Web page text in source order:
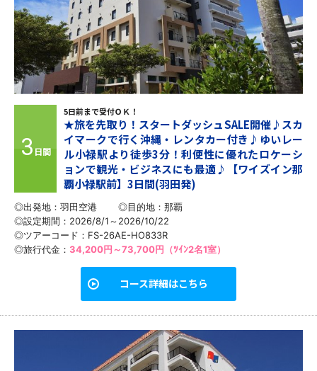
3 日間
5日前まで受付ＯＫ！
★旅を先取り！スタートダッシュSALE開催♪スカ
イマークで行く沖縄・レンタカー付き♪ゆいレー
ル小禄駅より徒歩3分！利便性に優れたロケーシ
ョンで観光・ビジネスにも最適♪【ワイズイン那
覇小禄駅前】3日間(羽田発)
◎出発地：羽田空港 ◎目的地： 那覇
◎設定期間：2026/8/1～2026/10/22
◎ツアーコード：FS-26AE-HO833R
◎旅行代金： 34,200円～73,700円（ﾂｲﾝ2名1室）
コース詳細はこちら